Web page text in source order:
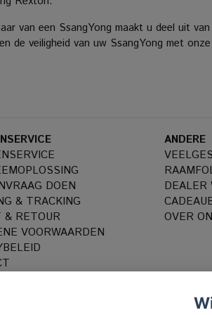
van een SsangYong maakt u deel uit
de veiligheid van uw SsangYong met
DOEN
& TRACKING
& RETOUR
VOORWAARDEN
ANDERE
DEALER
OVER
Zakelijk